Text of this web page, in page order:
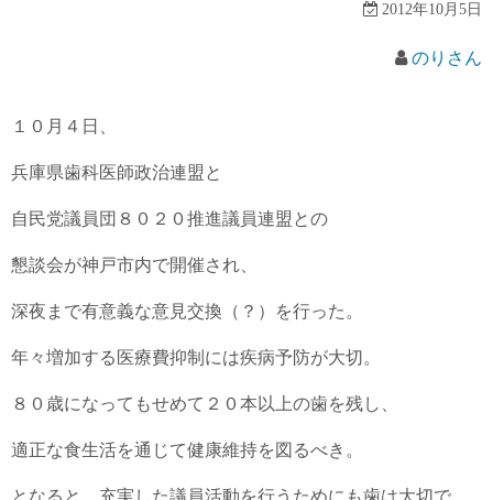
2012年10月5日
のりさん
１０月４日、
兵庫県歯科医師政治連盟と
自民党議員団８０２０推進議員連盟との
懇談会が神戸市内で開催され、
深夜まで有意義な意見交換（？）を行った。
年々増加する医療費抑制には疾病予防が大切。
８０歳になってもせめて２０本以上の歯を残し、
適正な食生活を通じて健康維持を図るべき。
となると、充実した議員活動を行うためにも歯は大切で